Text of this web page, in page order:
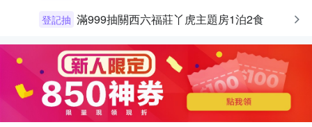
登記抽 滿999抽關西六福莊丫虎主題房1泊2食